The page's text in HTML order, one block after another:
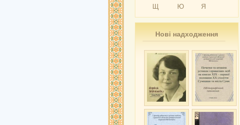
Щ
Ю Я
Нові надходження